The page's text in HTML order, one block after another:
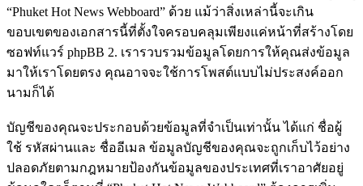
“Phuket Hot News Webboard” ด้วย แม้ว่าสิ่งเหล่านี้จะเกิน
ขอบเขตของเอกสารนี้ที่ตั้งใจครอบคลุมเพียงแค่หน้าที่สร้างโดย
ซอฟท์แวร์ phpBB 2. เรารวบรวมข้อมูลโดยการให้คุณส่งข้อมูล
มาให้เราโดยตรง คุณอาจจะใช้การโพสต์แบบไม่ประสงค์ออก
นามก็ได้
บัญชีของคุณจะประกอบด้วยข้อมูลที่จำเป็นเท่านั้น ได้แก่ ชื่อผู้
ใช้ รหัสผ่านและ ชื่ออีเมล ข้อมูลบัญชีของคุณจะถูกเก็บไว้อย่าง
ปลอดภัยตามกฎหมายป้องกันข้อมูลของประเทศที่เราอาศัยอยู่